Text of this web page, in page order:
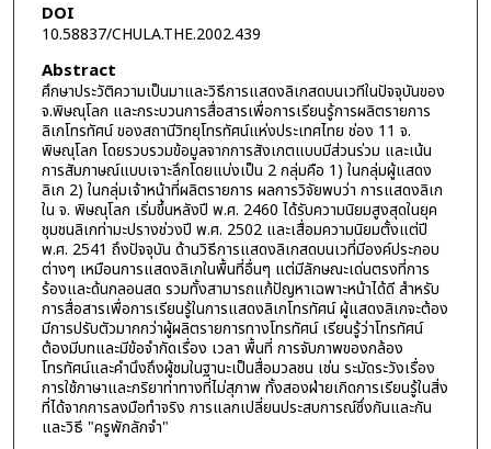
DOI
10.58837/CHULA.THE.2002.439
Abstract
ศึกษาประวัติความเป็นมาและวิธีการแสดงลิเกสดบนเวทีในปัจจุบันของ
จ.พิษณุโลก และกระบวนการสื่อสารเพื่อการเรียนรู้การผลิตรายการ
ลิเกโทรทัศน์ ของสถานีวิทยุโทรทัศน์แห่งประเทศไทย ช่อง 11 จ.
พิษณุโลก โดยรวบรวมข้อมูลจากการสังเกตแบบมีส่วนร่วม และเน้น
การสัมภาษณ์แบบเจาะลึกโดยแบ่งเป็น 2 กลุ่มคือ 1) ในกลุ่มผู้แสดง
ลิเก 2) ในกลุ่มเจ้าหน้าที่ผลิตรายการ ผลการวิจัยพบว่า การแสดงลิเก
ใน จ. พิษณุโลก เริ่มขึ้นหลังปี พ.ศ. 2460 ได้รับความนิยมสูงสุดในยุค
ชุมชนลิเกท่ามะปรางช่วงปี พ.ศ. 2502 และเสื่อมความนิยมตั้งแต่ปี
พ.ศ. 2541 ถึงปัจจุบัน ด้านวิธีการแสดงลิเกสดบนเวที่มีองค์ประกอบ
ต่างๆ เหมือนการแสดงลิเกในพื้นที่อื่นๆ แต่มีลักษณะเด่นตรงที่การ
ร้องและด้นกลอนสด รวมทั้งสามารถแก้ปัญหาเฉพาะหน้าได้ดี สำหรับ
การสื่อสารเพื่อการเรียนรู้ในการแสดงลิเกโทรทัศน์ ผู้แสดงลิเกจะต้อง
มีการปรับตัวมากกว่าผู้ผลิตรายการทางโทรทัศน์ เรียนรู้ว่าโทรทัศน์
ต้องมีบทและมีข้อจำกัดเรื่อง เวลา พื้นที่ การจับภาพของกล้อง
โทรทัศน์และคำนึงถึงผู้ชมในฐานะเป็นสื่อมวลชน เช่น ระมัดระวังเรื่อง
การใช้ภาษาและกริยาท่าทางที่ไม่สุภาพ ทั้งสองฝ่ายเกิดการเรียนรู้ในสิ่ง
ที่ได้จากการลงมือทำจริง การแลกเปลี่ยนประสบการณ์ซึ่งกันและกัน
และวิธี "ครูพักลักจำ"